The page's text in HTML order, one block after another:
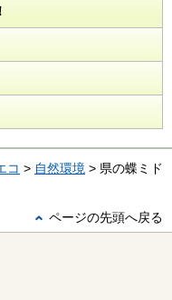
コ > 自然環境 > 県の蝶ミド
ページの先頭へ戻る